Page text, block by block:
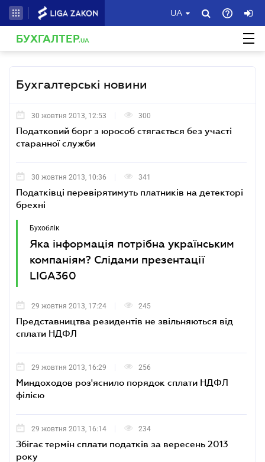
UA
БУХГАЛТЕР.UA
Бухгалтерські новини
30 жовтня 2013, 12:53 300
Податковий борг з юрособ стягається без участі
старанної служби
30 жовтня 2013, 10:36 341
Податківці перевірятимуть платників на детекторі
брехні
Бухоблік
Яка інформація потрібна українським
компаніям? Слідами презентації
LIGA360
29 жовтня 2013, 17:24 245
Представництва резидентів не звільняються від
сплати НДФЛ
29 жовтня 2013, 16:29 256
Миндоходов роз'яснило порядок сплати НДФЛ
філією
29 жовтня 2013, 16:14 234
Збігає термін сплати податків за вересень 2013
року